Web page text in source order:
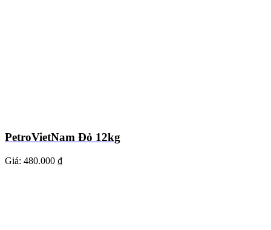
PetroVietNam Đỏ 12kg
Giá: 480.000 ₫